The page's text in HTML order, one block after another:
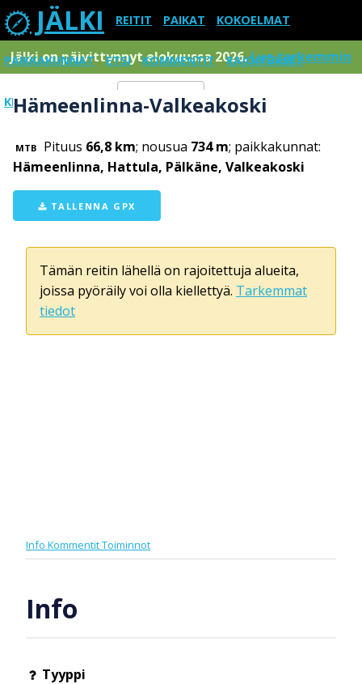
JÄLKI REITIT PAIKAT KOKOELMAT
PAIKKAKUNNAT ETSI KOMMENTIT RAJOITUKSET
KIRJAUDU SISÄÄN Menu
Jälki on päivittynnyt elokuussa 2026.Lue tarkemmin
Hämeenlinna-Valkeakoski
MTB Pituus 66,8 km; nousua 734 m; paikkakunnat:
Hämeenlinna, Hattula, Pälkäne, Valkeakoski
TALLENNA GPX
Tämän reitin lähellä on rajoitettuja alueita,
joissa pyöräily voi olla kiellettyä. Tarkemmat
tiedot
Info KommentitToiminnot
Info
Tyyppi